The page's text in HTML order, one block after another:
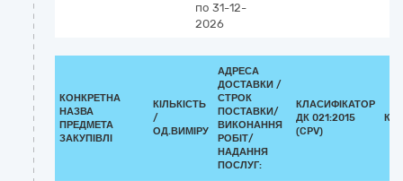
по 31-12-
2026
КОНКРЕТНА
НАЗВА
ПРЕДМЕТА
ЗАКУПІВЛІ
КІЛЬКІСТЬ
/
ОД.ВИМІРУ
АДРЕСА
ДОСТАВКИ /
СТРОК
ПОСТАВКИ/
ВИКОНАННЯ
РОБІТ/
НАДАННЯ
ПОСЛУГ:
КЛАСИФІКАТОР
ДК 021:2015
(CPV)